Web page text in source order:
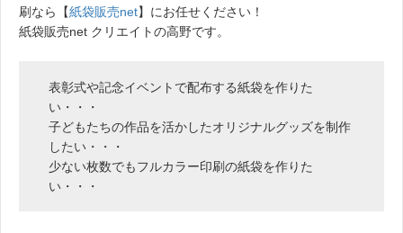
刷なら【紙袋販売net】にお任せください！
紙袋販売net クリエイトの高野です。
表彰式や記念イベントで配布する紙袋を作りた
い・・・
子どもたちの作品を活かしたオリジナルグッズを制作
したい・・・
少ない枚数でもフルカラー印刷の紙袋を作りた
い・・・